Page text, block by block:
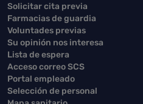
Solicitar cita previa
Farmacias de guardia
Voluntades previas
Su opinión nos interesa
Lista de espera
Acceso correo SCS
Portal empleado
Selección de personal